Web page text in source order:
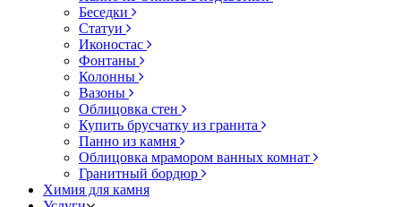
Беседки
Статуи
Иконостас
Фонтаны
Колонны
Вазоны
Облицовка стен
Купить брусчатку из гранита
Панно из камня
Облицовка мрамором ванных комнат
Гранитный бордюр
Химия для камня